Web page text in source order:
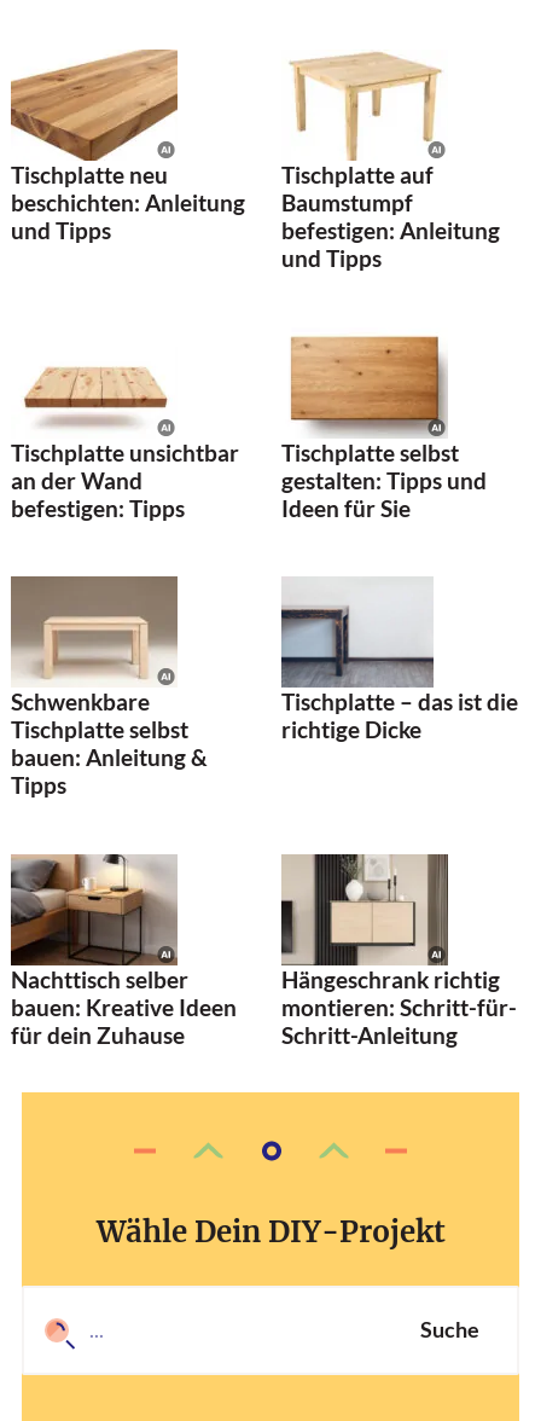
Tischplatte neu
beschichten: Anleitung
und Tipps
Tischplatte auf
Baumstumpf
befestigen: Anleitung
und Tipps
Tischplatte unsichtbar
an der Wand
befestigen: Tipps
Tischplatte selbst
gestalten: Tipps und
Ideen für Sie
Schwenkbare
Tischplatte selbst
bauen: Anleitung &
Tipps
Tischplatte – das ist die
richtige Dicke
Nachttisch selber
bauen: Kreative Ideen
für dein Zuhause
Hängeschrank richtig
montieren: Schritt-für-
Schritt-Anleitung
Wähle Dein DIY-Projekt
Suche